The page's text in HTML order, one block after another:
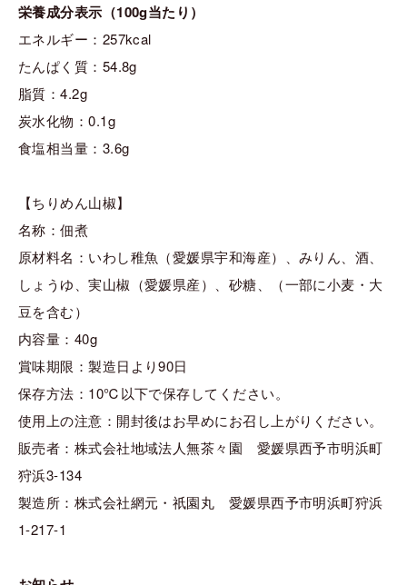
栄養成分表示（100g当たり）
エネルギー：257kcal
たんぱく質：54.8g
脂質：4.2g
炭水化物：0.1g
食塩相当量：3.6g
【ちりめん山椒】
名称：佃煮
原材料名：いわし稚魚（愛媛県宇和海産）、みりん、酒、
しょうゆ、実山椒（愛媛県産）、砂糖、（一部に小麦・大
豆を含む）
内容量：40g
賞味期限：製造日より90日
保存方法：10℃以下で保存してください。
使用上の注意：開封後はお早めにお召し上がりください。
販売者：株式会社地域法人無茶々園 愛媛県西予市明浜町
狩浜3-134
製造所：株式会社網元・祇園丸 愛媛県西予市明浜町狩浜
1-217-1